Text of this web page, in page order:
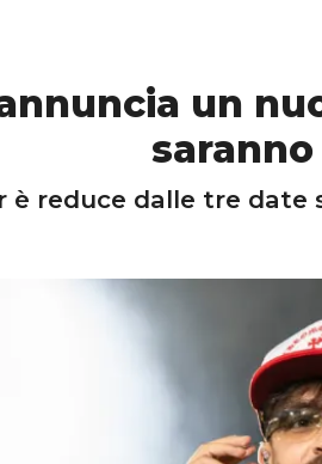
un
è reduce dalle tre date